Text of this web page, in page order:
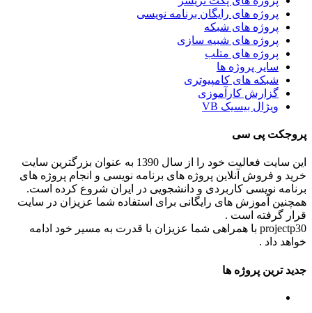
پروژه های رایگان برنامه نویسی
پروژه های شبکه
پروژه های شبیه سازی
پروژه های متلب
سایر پروژه ها
شبکه های کامپیوتری
گزارش کارآموزی
ویژال بیسیک VB
پروجکت پی سی
این سایت فعالیت خود را از سال 1390 به عنوان بزرگترین سایت
خرید و فروش آنلاین پروژه های برنامه نویسی و انجام پروژه های
برنامه نویسی کاربردی و دانشجویی در ایران شروع کرده است.
همچنین آموزش های رایگانی برای استفاده شما عزیزان در سایت
قرار گرفته است .
projectp30 با همراهی شما عزیزان با قدرت به مسیر خود ادامه
خواهد داد .
جدید ترین پروژه ها